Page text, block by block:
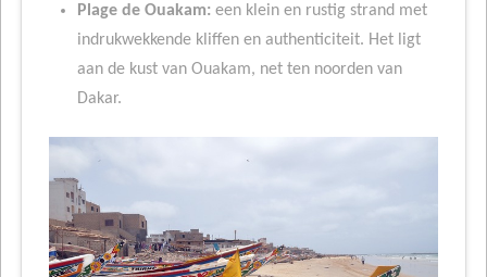
Plage de Ouakam:een klein en rustig strand met
indrukwekkende kliffen en authenticiteit. Het ligt
aan de kust van Ouakam, net ten noorden van
Dakar.